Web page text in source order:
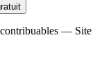
— Site